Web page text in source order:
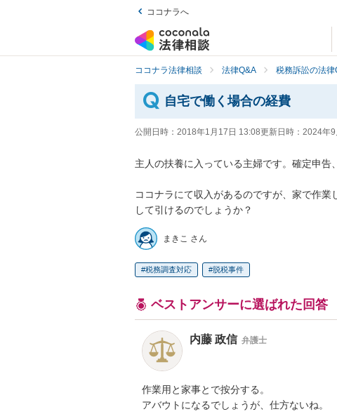
ココナラへ
ココナラ法律相談 法律Q&A 税務訴訟の法律
自宅で働く場合の経費
公開日時： 2018年1月17日 13:08更新日時： 2024年9
主人の扶養に入っている主婦です。確定申告
ココナラにて収入があるのですが、家で作
して引けるのでしょうか？
まきこ さん
税務調査対応 脱税事件
ベストアンサーに選ばれた回答
内藤 政信 弁護士
作業用と家事とで按分する。
アバウトになるでしょうが、仕方ないね。